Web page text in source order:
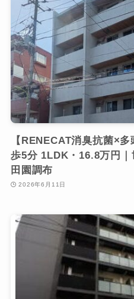
【RENECAT消臭抗菌×
歩5分 1LDK・16.8万円
田園調布
2026年6月11日